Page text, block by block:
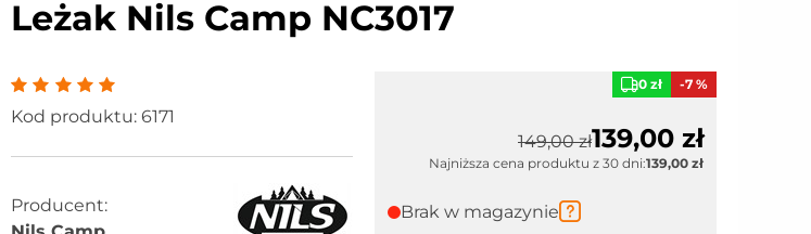
Leżak Nils Camp NC3017
0 zł -7 %
139,00 zł
149,00 zł
Najniższa cena produktu z 30 dni:139,00 zł
Brak w magazynie
Kod produktu: 6171
Producent: